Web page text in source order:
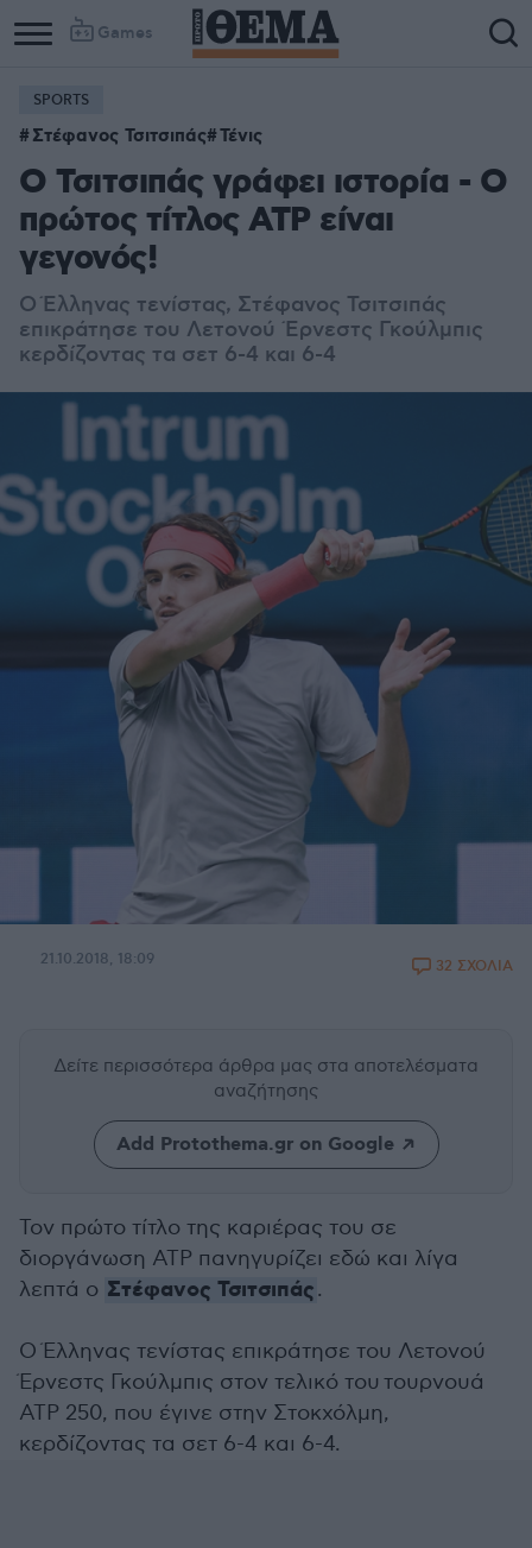
Games
SPORTS
Στέφανος Τσιτσιπάς Τένις
Ο Τσιτσιπάς γράφει ιστορία - Ο
πρώτος τίτλος ATP είναι
γεγονός!
O Έλληνας τενίστας, Στέφανος Τσιτσιπάς
επικράτησε του Λετονού Έρνεστς Γκούλμπις
κερδίζοντας τα σετ 6-4 και 6-4
21.10.2018, 18:09 32 ΣΧΟΛΙΑ
Δείτε περισσότερα άρθρα μας στα αποτελέσματα
αναζήτησης
Add Protothema.gr on Google
Τον πρώτο τίτλο της καριέρας του σε
διοργάνωση ATP πανηγυρίζει εδώ και λίγα
λεπτά ο Στέφανος Τσιτσιπάς.
O Έλληνας τενίστας επικράτησε του Λετονού
Έρνεστς Γκούλμπις στον τελικό του τουρνουά
ATP 250, που έγινε στην Στοκχόλμη,
κερδίζοντας τα σετ 6-4 και 6-4.